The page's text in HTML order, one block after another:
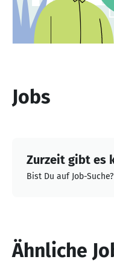
Jobs
Zurzeit gibt es
Bist Du auf Job-
Ähnliche